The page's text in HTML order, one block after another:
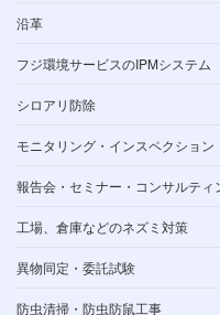
沿革
フジ環境サービスのIPMシステム
シロアリ防除
モニタリング・インスペクション
報告会・セミナー・コンサルティ
工場、倉庫などのネズミ対策
異物同定・委託試験
防虫清掃・防虫防鼠工事